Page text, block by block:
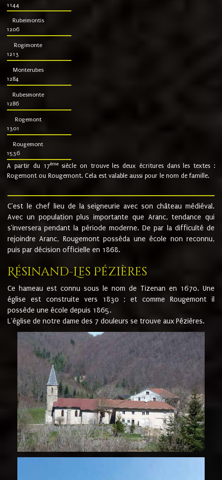
1144
Rubeimontis
1206
Rogimonte
1213
Monterubes
1284
Rubesmonte
1286
Rogemont
1301
Rougemont
1536
A partir du 17ème siècle on trouve les deux écritures dans les textes :
Rogemont ou Rougemont. Cela est valable aussi pour le nom de famille.
C'est le chef lieu de la seigneurie avec son château médiéval.
Avec un population plus importante que Aranc, tendance qui
s'inversera pendant la période moderne. De par la difficulté de
rejoindre Aranc, Rougemont posséda une école non reconnu,
puis par décision officielle en 1868.
Résinand-Les Pézières
Ce hameau est connu sous le nom de Tizenan en 1670. Une
église est construite vers 1830 ; et comme Rougemont il
possède une école depuis 1865.
L'église de notre dame des 7 douleurs se trouve aux Pézières.